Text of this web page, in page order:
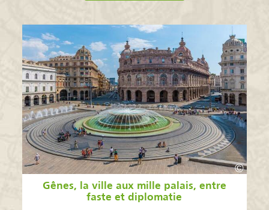
©
Gênes, la ville aux mille palais, entre
faste et diplomatie